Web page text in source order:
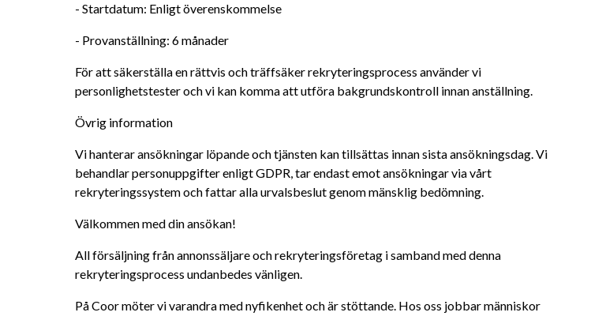
- Startdatum: Enligt överenskommelse
- Provanställning: 6 månader
För att säkerställa en rättvis och träffsäker rekryteringsprocess använder vi
personlighetstester och vi kan komma att utföra bakgrundskontroll innan anställning.
Övrig information
Vi hanterar ansökningar löpande och tjänsten kan tillsättas innan sista ansökningsdag. Vi
behandlar personuppgifter enligt GDPR, tar endast emot ansökningar via vårt
rekryteringssystem och fattar alla urvalsbeslut genom mänsklig bedömning.
Välkommen med din ansökan!
All försäljning från annonssäljare och rekryteringsföretag i samband med denna
rekryteringsprocess undanbedes vänligen.
På Coor möter vi varandra med nyfikenhet och är stöttande. Hos oss jobbar människor